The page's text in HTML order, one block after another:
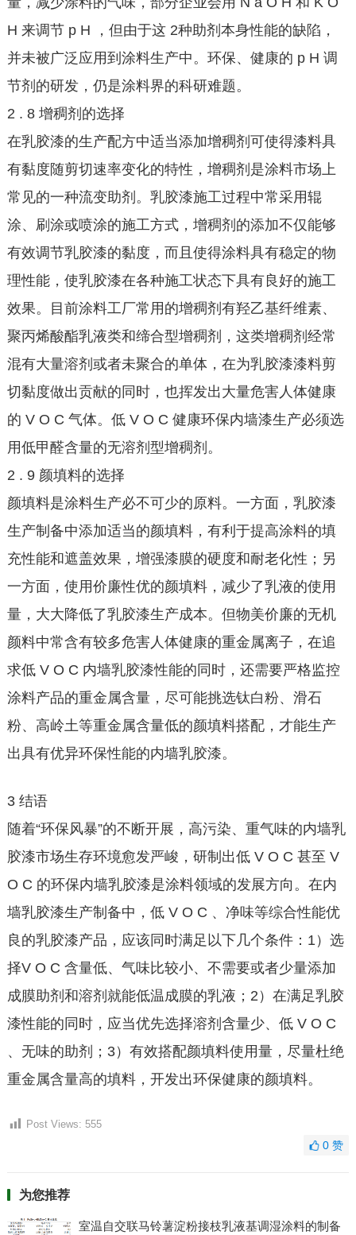
H 来调节 p H ，但由于这 2种助剂本身性能的缺陷，
并未被广泛应用到涂料生产中。环保、健康的 p H 调
节剂的研发，仍是涂料界的科研难题。
2 . 8 增稠剂的选择
在乳胶漆的生产配方中适当添加增稠剂可使得漆料具
有黏度随剪切速率变化的特性，增稠剂是涂料市场上
常见的一种流变助剂。乳胶漆施工过程中常采用辊
涂、刷涂或喷涂的施工方式，增稠剂的添加不仅能够
有效调节乳胶漆的黏度，而且使得涂料具有稳定的物
理性能，使乳胶漆在各种施工状态下具有良好的施工
效果。目前涂料工厂常用的增稠剂有羟乙基纤维素、
聚丙烯酸酯乳液类和缔合型增稠剂，这类增稠剂经常
混有大量溶剂或者未聚合的单体，在为乳胶漆漆料剪
切黏度做出贡献的同时，也挥发出大量危害人体健康
的 V O C 气体。低 V O C 健康环保内墙漆生产必须选
用低甲醛含量的无溶剂型增稠剂。
2 . 9 颜填料的选择
颜填料是涂料生产必不可少的原料。一方面，乳胶漆
生产制备中添加适当的颜填料，有利于提高涂料的填
充性能和遮盖效果，增强漆膜的硬度和耐老化性；另
一方面，使用价廉性优的颜填料，减少了乳液的使用
量，大大降低了乳胶漆生产成本。但物美价廉的无机
颜料中常含有较多危害人体健康的重金属离子，在追
求低 V O C 内墙乳胶漆性能的同时，还需要严格监控
涂料产品的重金属含量，尽可能挑选钛白粉、滑石
粉、高岭土等重金属含量低的颜填料搭配，才能生产
出具有优异环保性能的内墙乳胶漆。
3 结语
随着“环保风暴”的不断开展，高污染、重气味的内墙乳
胶漆市场生存环境愈发严峻，研制出低 V O C 甚至 V
O C 的环保内墙乳胶漆是涂料领域的发展方向。在内
墙乳胶漆生产制备中，低 V O C 、净味等综合性能优
良的乳胶漆产品，应该同时满足以下几个条件：1）选
择V O C 含量低、气味比较小、不需要或者少量添加
成膜助剂和溶剂就能低温成膜的乳液；2）在满足乳胶
漆性能的同时，应当优先选择溶剂含量少、低 V O C
、无味的助剂；3）有效搭配颜填料使用量，尽量杜绝
重金属含量高的填料，开发出环保健康的颜填料。
Post Views: 555
0赞
为您推荐
室温自交联马铃薯淀粉接枝乳液基调湿涂料的制备